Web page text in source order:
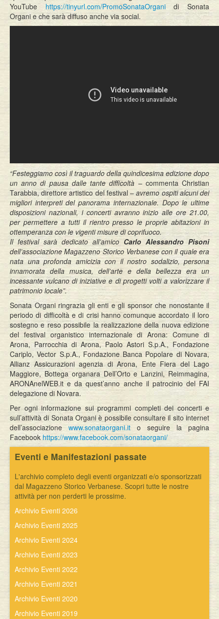
YouTube https://tinyurl.com/PromoSonataOrganidi Sonata
Organi e che sarà diffuso anche via social.
“Festeggiamo così il traguardo della quindicesima edizione dopo
un anno di pausa dalle tante difficoltà – commenta Christian
Tarabbia, direttore artistico del festival –avremo ospiti alcuni dei
migliori interpreti del panorama internazionale. Dopo le ultime
disposizioni nazionali, i concerti avranno inizio alle ore 21.00,
per permettere a tutti il rientro presso le proprie abitazioni in
ottemperanza con le vigenti misure di coprifuoco.
Il festival sarà dedicato all’amico Carlo Alessandro Pisoni
dell’associazione Magazzeno Storico Verbanese con il quale era
nata una profonda amicizia con il nostro sodalizio, persona
innamorata della musica, dell’arte e della bellezza era un
incessante vulcano di iniziative e di progetti volti a valorizzare il
patrimonio locale”.
Sonata Organi ringrazia gli enti e gli sponsor che nonostante il
periodo di difficoltà e di crisi hanno comunque accordato il loro
sostegno e reso possibile la realizzazione della nuova edizione
del festival organistico internazionale di Arona: Comune di
Arona, Parrocchia di Arona, Paolo Astori S.p.A., Fondazione
Cariplo, Vector S.p.A., Fondazione Banca Popolare di Novara,
Allianz Assicurazioni agenzia di Arona, Ente Fiera del Lago
Maggiore, Bottega organara Dell’Orto e Lanzini, Reimmagina,
ARONAnelWEB.it e da quest’anno anche il patrocinio del FAI
delegazione di Novara.
Per ogni informazione sui programmi completi dei concerti e
sull’attività di Sonata Organi è possibile consultare il sito internet
dell’associazionewww.sonataorgani.it o seguire la pagina
Facebook https://www.facebook.com/sonataorgani/
Eventi e Manifestazioni passate
L'archivio completo degli eventi organizzati e/o sponsorizzati
dal Magazzeno Storico Verbanese. Scopri tutte le nostre
attività per non perderti le prossime.
Archivio Eventi 2026
Archivio Eventi 2025
Archivio Eventi 2024
Archivio Eventi 2023
Archivio Eventi 2022
Archivio Eventi 2021
Archivio Eventi 2020
Archivio Eventi 2019